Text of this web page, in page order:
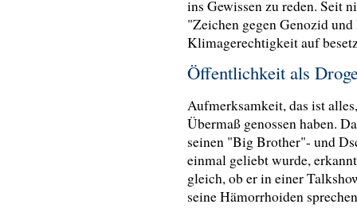
ins Gewissen zu reden. Seit
"Zeichen gegen Genozid
Klimagerechtigkeit auf
Öffentlichkeit als
Aufmerksamkeit, das ist
Übermaß genossen haben.
seinen "Big Brother"- und
einmal geliebt wurde,
gleich, ob er in einer
seine Hämorrhoiden